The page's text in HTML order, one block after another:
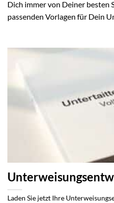
Dich immer von Deiner besten
passenden Vorlagen für Dein
Laden Sie jetzt Ihre